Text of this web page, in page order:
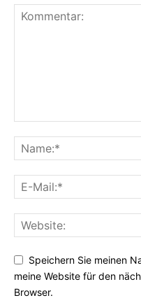
Speichern Sie meinen
meine Website für den
Browser.